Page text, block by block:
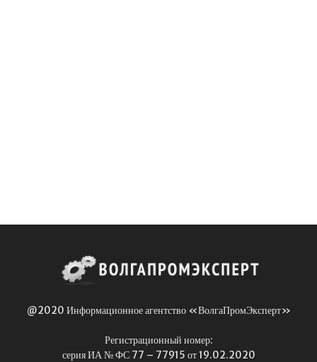
@2020 Информационное агентство «ВолгаПромЭксперт»
Регистрационный номер:
серия ИА № ФС 77 – 77915 от 19.02.2020